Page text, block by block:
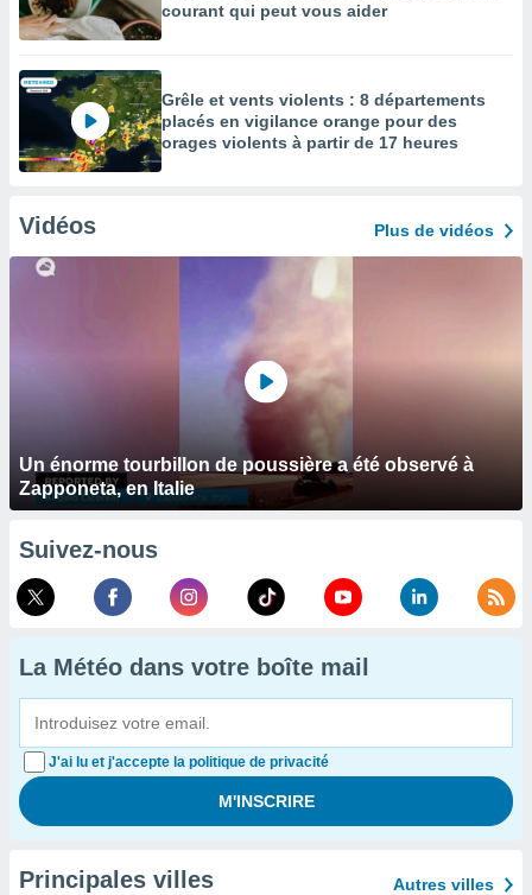
courant qui peut vous aider
Grêle et vents violents : 8 départements
placés en vigilance orange pour des
orages violents à partir de 17 heures
Vidéos Plus de vidéos
Un énorme tourbillon de poussière a été observé à
Zapponeta, en Italie
Suivez-nous
La Météo dans votre boîte mail
J'ai lu et j'accepte la politique de privacité
Principales villes Autres villes